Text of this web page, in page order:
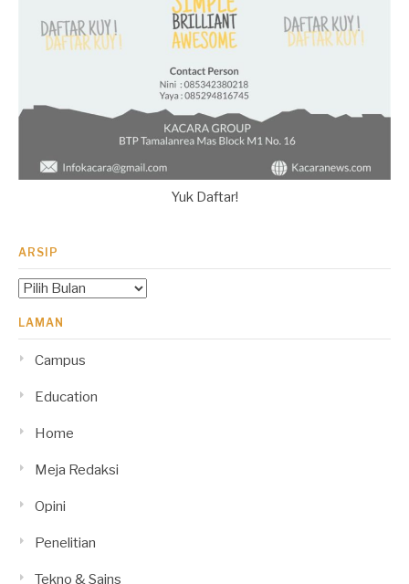
Yuk Daftar!
ARSIP
Arsip
LAMAN
Campus
Education
Home
Meja Redaksi
Opini
Penelitian
Tekno & Sains